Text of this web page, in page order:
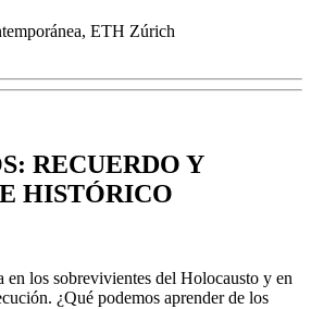
ETH Zúrich
RECUERDO Y
HISTÓRICO
en los sobrevivientes del Holocausto y en
¿Qué podemos aprender de los